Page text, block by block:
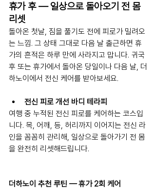
휴가 후 — 일상으로 돌아오기 전 몸
리셋
돌아온 첫날, 짐을 풀기도 전에 피로가 밀려오
는 느낌. 그 상태 그대로 다음 날 출근하면 휴
가의 흔적은 하루 만에 사라지고 맙니다. 귀국
후 또는 휴가에서 돌아온 당일이나 다음 날, 더
하노이에서 전신 케어를 받아보세요.
전신 피로 개선 바디 테라피
여행 중 누적된 전신 피로를 케어하는 코스입
니다. 목, 어깨, 등, 허리까지 이어지는 전신 라
인을 꼼꼼히 관리해, 일상으로 돌아가기 전 몸
을 완전히 리셋해드립니다.
더하노이 추천 루틴 — 휴가 2회 케어